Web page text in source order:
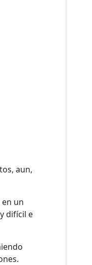
aun,
un
difícil e